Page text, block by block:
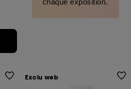
chaque exposition.
Exclu web